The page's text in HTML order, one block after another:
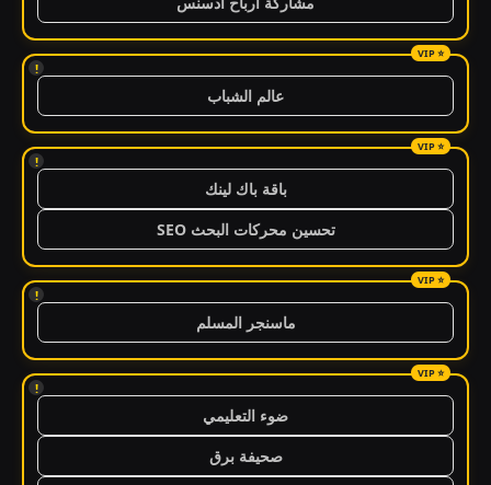
!
عالم الشباب
!
باقة باك لينك
تحسين محركات البحث SEO
!
ماسنجر المسلم
!
ضوء التعليمي
صحيفة برق